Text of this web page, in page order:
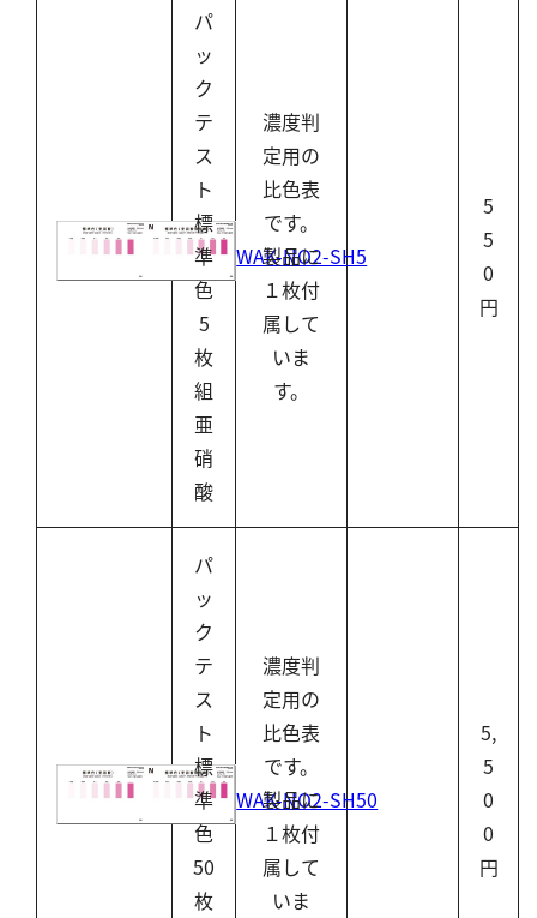
WAK-NO2-SH5
パ
ッ
ク
テ
ス
ト
標
準
色
5
枚
組
亜
硝
酸
濃度判
定用の
比色表
です。
製品に
１枚付
属して
いま
す。
5
5
0
円
WAK-NO2-SH50
パ
ッ
ク
テ
ス
ト
標
準
色
50
枚
濃度判
定用の
比色表
です。
製品に
１枚付
属して
いま
5,
5
0
0
円